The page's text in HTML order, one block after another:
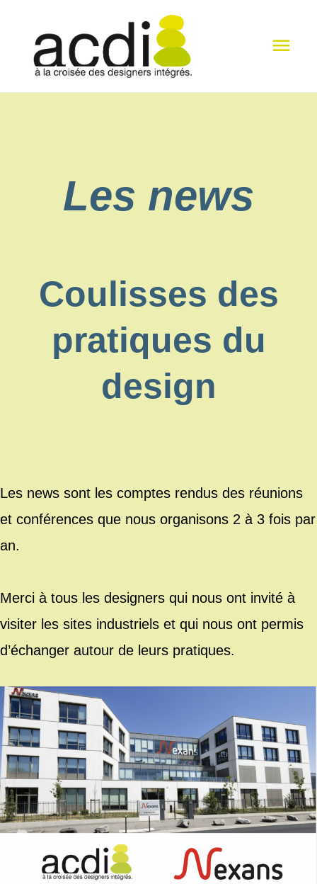
Les news
Coulisses des
pratiques du
design
Les news sont les comptes rendus des réunions
et conférences que nous organisons 2 à 3 fois par
an.
Merci à tous les designers qui nous ont invité à
visiter les sites industriels et qui nous ont permis
d’échanger autour de leurs pratiques.